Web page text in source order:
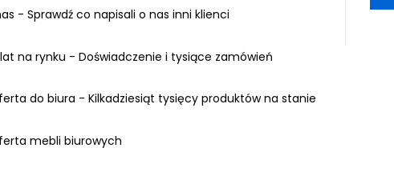
- Sprawdź co napisali o nas inni klienci
na rynku - Doświadczenie i tysiące zamówień
do biura - Kilkadziesiąt tysięcy produktów na stanie
mebli biurowych